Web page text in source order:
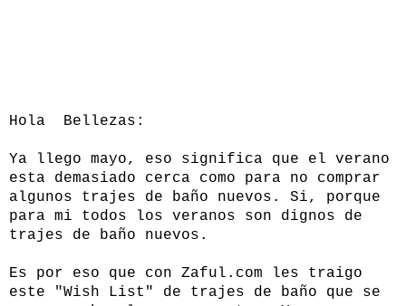
Hola Bellezas:
Ya llego mayo, eso significa que el verano
esta demasiado cerca como para no comprar
algunos trajes de baño nuevos. Si, porque
para mi todos los veranos son dignos de
trajes de baño nuevos.
Es por eso que con Zaful.com les traigo
este "Wish List" de trajes de baño que se